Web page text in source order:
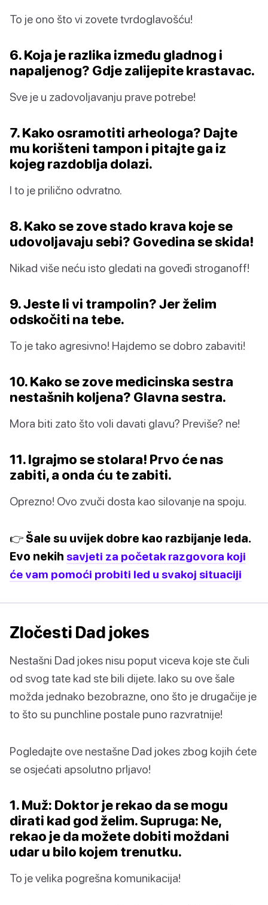
To je ono što vi zovete tvrdoglavošću!
6. Koja je razlika između gladnog i
napaljenog? Gdje zalijepite krastavac.
Sve je u zadovoljavanju prave potrebe!
7. Kako osramotiti arheologa? Dajte
mu korišteni tampon i pitajte ga iz
kojeg razdoblja dolazi.
I to je prilično odvratno.
8. Kako se zove stado krava koje se
udovoljavaju sebi? Govedina se skida!
Nikad više neću isto gledati na goveđi stroganoff!
9. Jeste li vi trampolin? Jer želim
odskočiti na tebe.
To je tako agresivno! Hajdemo se dobro zabaviti!
10. Kako se zove medicinska sestra
nestašnih koljena? Glavna sestra.
Mora biti zato što voli davati glavu? Previše? ne!
11. Igrajmo se stolara! Prvo će nas
zabiti, a onda ću te zabiti.
Oprezno! Ovo zvuči dosta kao silovanje na spoju.
👉 Šale su uvijek dobre kao razbijanje leda.
Evo nekih savjeti za početak razgovora koji
će vam pomoći probiti led u svakoj situaciji
Zločesti Dad jokes
Nestašni Dad jokes nisu poput viceva koje ste čuli
od svog tate kad ste bili dijete. Iako su ove šale
možda jednako bezobrazne, ono što je drugačije je
to što su punchline postale puno razvratnije!
Pogledajte ove nestašne Dad jokes zbog kojih ćete
se osjećati apsolutno prljavo!
1. Muž: Doktor je rekao da se mogu
dirati kad god želim. Supruga: Ne,
rekao je da možete dobiti moždani
udar u bilo kojem trenutku.
To je velika pogrešna komunikacija!